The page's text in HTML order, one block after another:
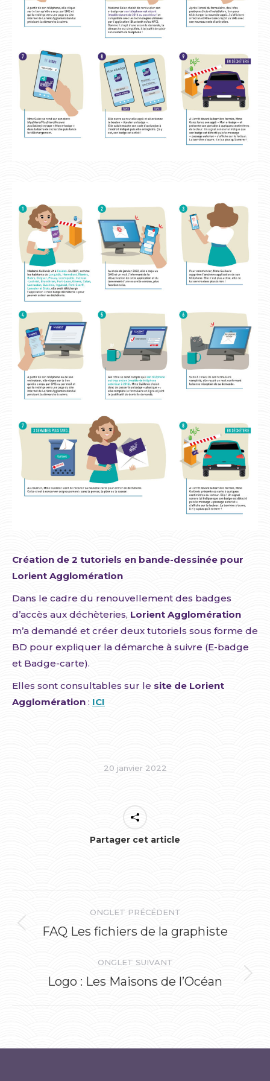
Création de 2 tutoriels en bande-dessinée pour
Lorient Agglomération
Dans le cadre du renouvellement des badges
d’accès aux déchèteries, Lorient Agglomération
m’a demandé et créer deux tutoriels sous forme de
BD pour expliquer la démarche à suivre (E-badge
et Badge-carte).
Elles sont consultables sur le site de Lorient
Agglomération : ICI
20 janvier 2022
Partager cet article
de
commentaire
ONGLET PRÉCÉDENT
Onglet
FAQ Les fichiers de la graphiste
ONGLET SUIVANT
Onglet
Logo : Les Maisons de l’Océan